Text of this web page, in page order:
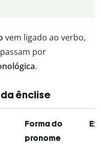
vem ligado ao verbo,
passam por
.
ênclise
Forma do
pronome